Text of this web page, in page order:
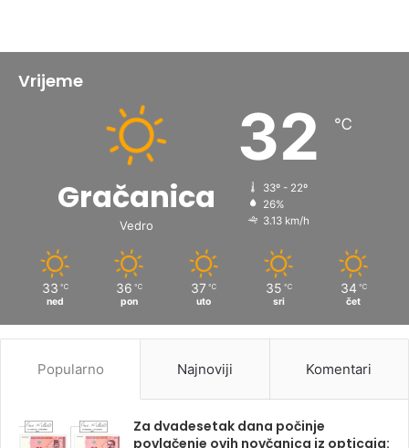
Vrijeme
Gračanica
Vedro
32 ℃
33º - 22º
26%
3.13 km/h
33 ℃
ned
36 ℃
pon
37 ℃
uto
35 ℃
sri
34 ℃
čet
Popularno Najnoviji Komentari
Za dvadesetak dana počinje
povlačenje ovih novčanica iz opticaja: